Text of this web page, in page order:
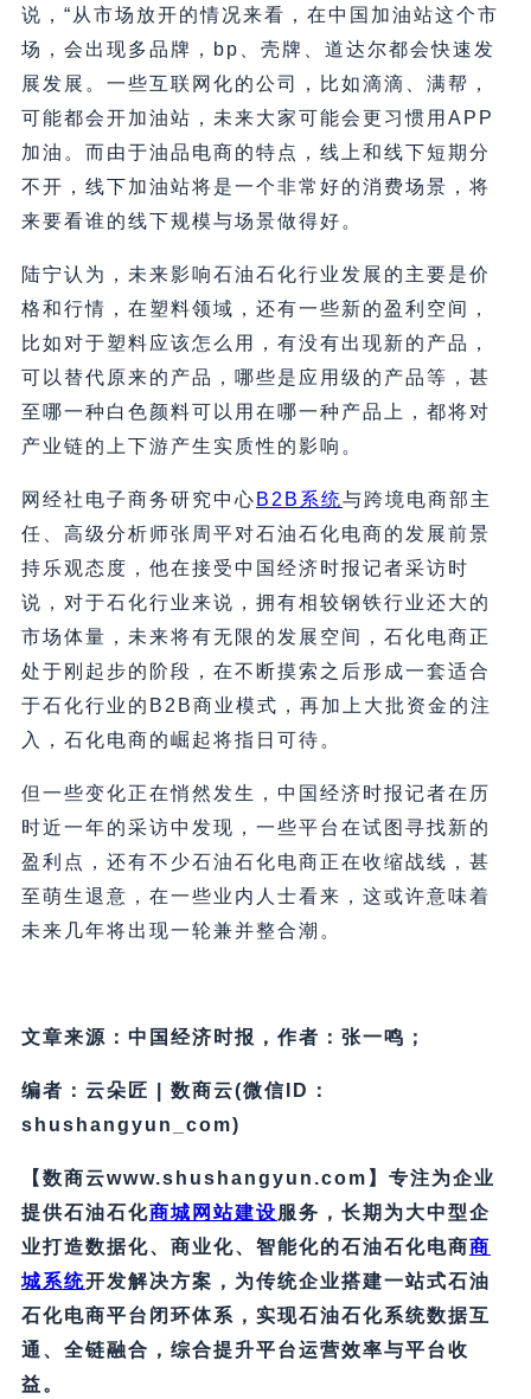
说，“从市场放开的情况来看，在中国加油站这个市
场，会出现多品牌，bp、壳牌、道达尔都会快速发
展发展。一些互联网化的公司，比如滴滴、满帮，
可能都会开加油站，未来大家可能会更习惯用APP
加油。而由于油品电商的特点，线上和线下短期分
不开，线下加油站将是一个非常好的消费场景，将
来要看谁的线下规模与场景做得好。
陆宁认为，未来影响石油石化行业发展的主要是价
格和行情，在塑料领域，还有一些新的盈利空间，
比如对于塑料应该怎么用，有没有出现新的产品，
可以替代原来的产品，哪些是应用级的产品等，甚
至哪一种白色颜料可以用在哪一种产品上，都将对
产业链的上下游产生实质性的影响。
网经社电子商务研究中心 B2B系统与跨境电商部主
任、高级分析师张周平对石油石化电商的发展前景
持乐观态度，他在接受中国经济时报记者采访时
说，对于石化行业来说，拥有相较钢铁行业还大的
市场体量，未来将有无限的发展空间，石化电商正
处于刚起步的阶段，在不断摸索之后形成一套适合
于石化行业的B2B商业模式，再加上大批资金的注
入，石化电商的崛起将指日可待。
但一些变化正在悄然发生，中国经济时报记者在历
时近一年的采访中发现，一些平台在试图寻找新的
盈利点，还有不少石油石化电商正在收缩战线，甚
至萌生退意，在一些业内人士看来，这或许意味着
未来几年将出现一轮兼并整合潮。
文章来源：中国经济时报，作者：张一鸣；
编者：云朵匠 | 数商云(微信ID：
shushangyun_com)
【数商云www.shushangyun.com】专注为企业
提供石油石化商城网站建设服务，长期为大中型企
业打造数据化、商业化、智能化的石油石化电商商
城系统开发解决方案，为传统企业搭建一站式石油
石化电商平台闭环体系，实现石油石化系统数据互
通、全链融合，综合提升平台运营效率与平台收
益。